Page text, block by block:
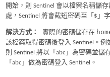
開始，則 Sentinel 會以檔案名稱儲
處，Sentinel 將會截短密碼至「$」
解決方式： 實際的密碼儲存在
該檔案取得密碼後登入 Sentinel。例
則 Sentinel 將以「abc」為密碼並儲
「abc」做為密碼登入 Sentinel。